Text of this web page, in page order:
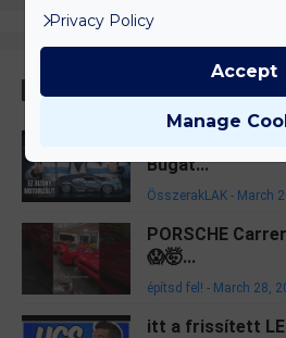
Legnépszerűbb
Bugat...
ÖsszerakLAK - March
PORSCHE
😱🤯...
építsd fel! - March 28,
itt a frissített
Privacy Policy
Manage
Accept